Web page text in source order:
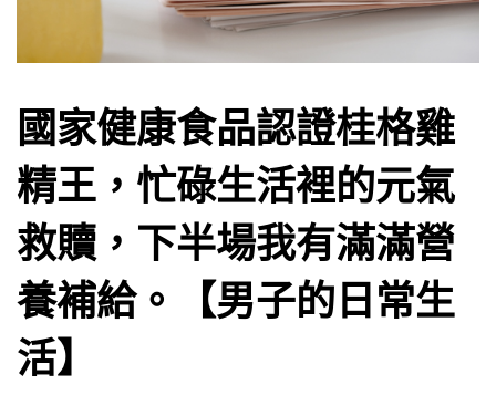
國家健康食品認證桂格雞
精王，忙碌生活裡的元氣
救贖，下半場我有滿滿營
養補給。【男子的日常生
活】